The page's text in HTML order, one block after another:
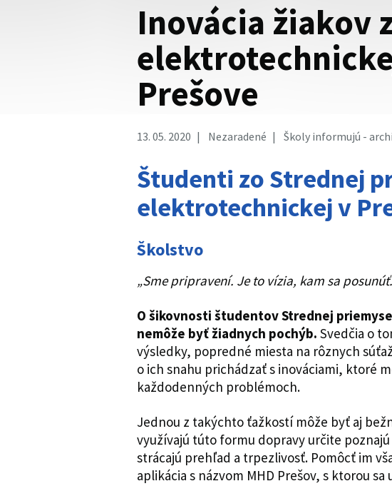
Inovácia žiakov
Prešove
13. 05. 2020 Nezaradené Školy informujú -
Študenti zo Strednej
elektrotechnickej v
Školstvo
„Sme pripravení. Je to vízia, kam sa
O šikovnosti študentov Strednej
nemôže byť žiadnych pochýb. Svedčia o
výsledky, popredné miesta na rôznych
o ich snahu prichádzať s inováciami, ktoré
každodenných problémoch.
Jednou z takýchto ťažkostí môže byť aj
využívajú túto formu dopravy určite
strácajú prehľad a trpezlivosť. Pomôcť im
aplikácia s názvom MHD Prešov, s ktorou